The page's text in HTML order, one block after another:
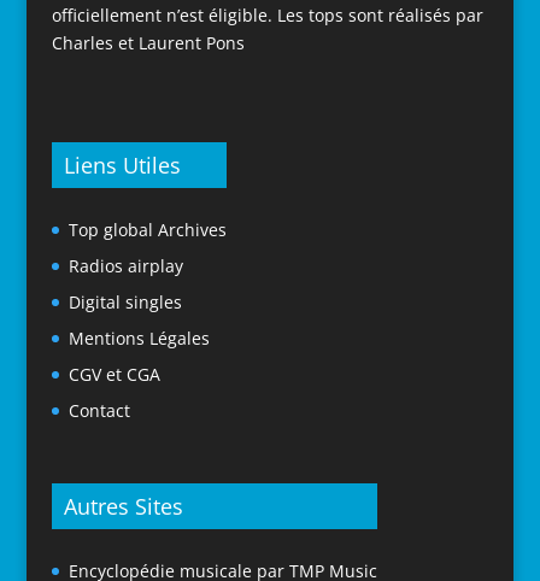
officiellement n’est éligible. Les tops sont réalisés par
Charles et Laurent Pons
Liens Utiles
Top global Archives
Radios airplay
Digital singles
Mentions Légales
CGV et CGA
Contact
Autres Sites
Encyclopédie musicale par TMP Music